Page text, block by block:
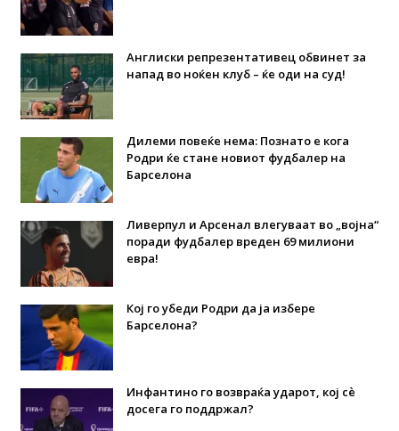
Англиски репрезентативец обвинет за
напад во ноќен клуб – ќе оди на суд!
Дилеми повеќе нема: Познато е кога
Родри ќе стане новиот фудбалер на
Барселона
Ливерпул и Арсенал влегуваат во „војна“
поради фудбалер вреден 69 милиони
евра!
Кој го убеди Родри да ја избере
Барселона?
Инфантино го возвраќа ударот, кој сè
досега го поддржал?